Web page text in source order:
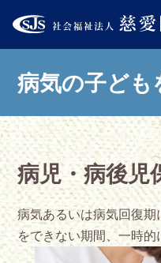
病気の子ども
病児・病後児
病気あるいは病気回復
をできない期間、一時